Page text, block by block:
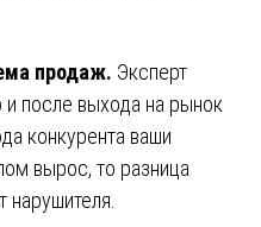
продаж. Эксперт
после выхода на рынок
конкурента ваши
вырос, то разница